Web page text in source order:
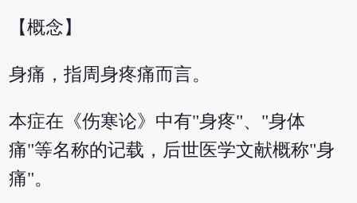
【概念】
身痛，指周身疼痛而言。
本症在《伤寒论》中有"身疼"、"身体
痛"等名称的记载，后世医学文献概称"身
痛"。